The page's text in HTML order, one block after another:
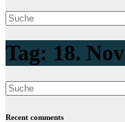
Tag: 18.
Recent comments